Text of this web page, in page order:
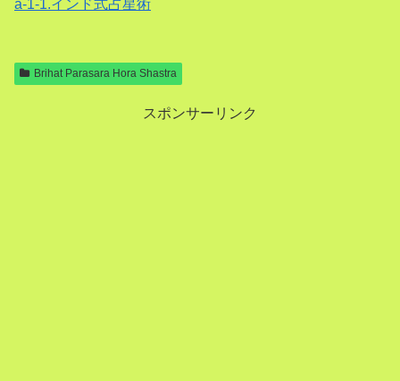
a-1-1.インド式占星術
Brihat Parasara Hora Shastra
スポンサーリンク